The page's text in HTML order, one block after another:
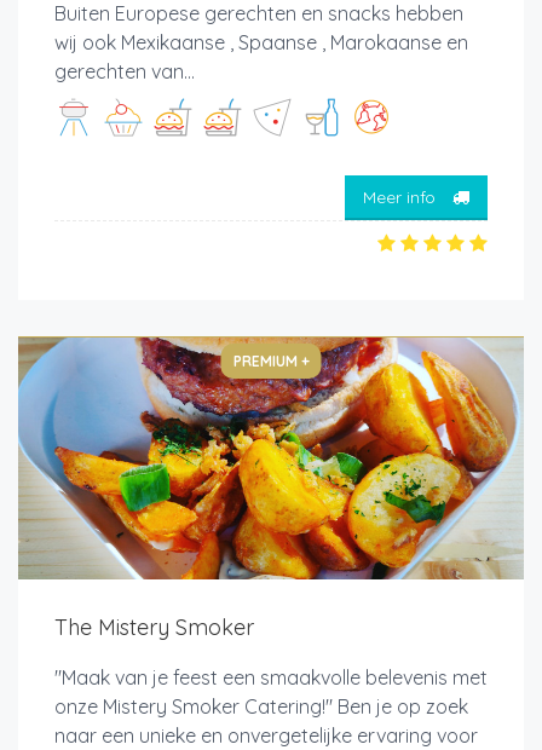
Buiten Europese gerechten en snacks hebben
wij ook Mexikaanse , Spaanse , Marokaanse en
gerechten van...
Meer info
PREMIUM +
The Mistery Smoker
"Maak van je feest een smaakvolle belevenis met
onze Mistery Smoker Catering!" Ben je op zoek
naar een unieke en onvergetelijke ervaring voor